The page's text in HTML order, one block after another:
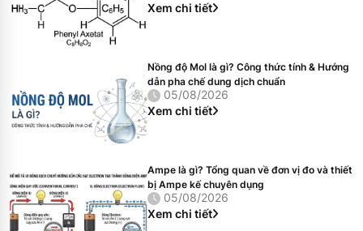
Xem chi tiết
Nồng độ Mol là gì? Công thức tính & Hướng
dẫn pha chế dung dịch chuẩn
05/08/2026
Xem chi tiết
Ampe là gì? Tổng quan về đơn vị đo và thiết
bị Ampe kế chuyên dụng
05/08/2026
Xem chi tiết